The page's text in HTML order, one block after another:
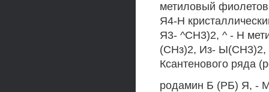
метиловый
Я4-Н
Я3- ^СН3)2, ^ - Н
(СНз)2, Из-
Ксантенового ряда
родамин Б (РБ) Я, -